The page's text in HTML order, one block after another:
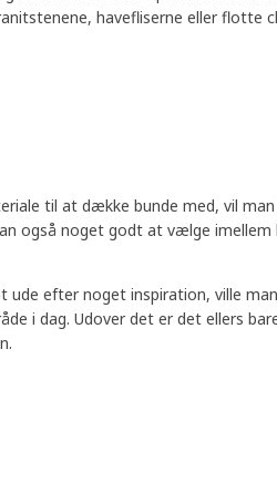
havefliserne eller
til at dække bunde med, vil
også noget godt at vælge imellem
efter noget inspiration, ville
i dag. Udover det er det ellers